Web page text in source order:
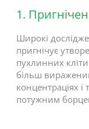
1.
Широкі
пригнічує
пухлинних
більш
концентраціях
потужним